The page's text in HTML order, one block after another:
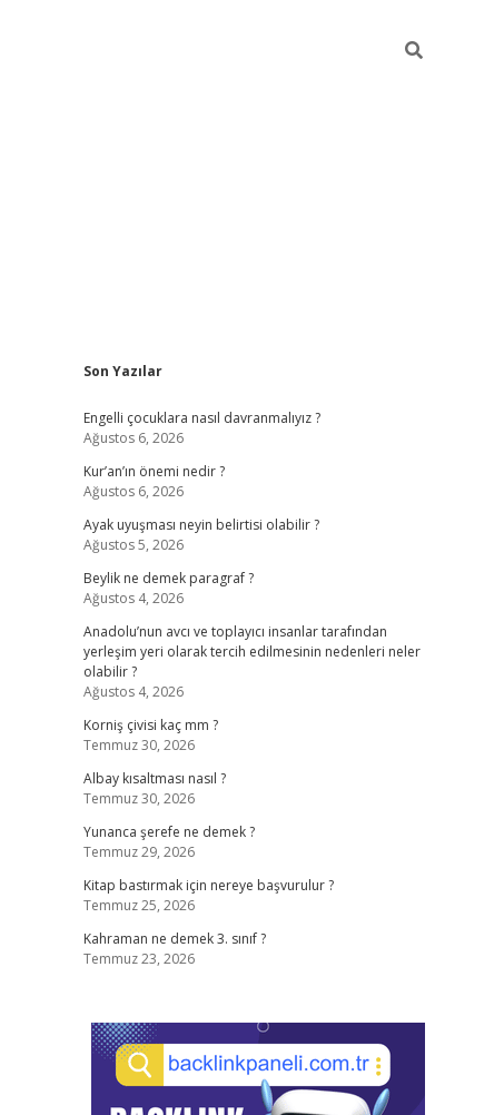
Sidebar
Son Yazılar
Engelli çocuklara nasıl davranmalıyız ?
Ağustos 6, 2026
Kur’an’ın önemi nedir ?
Ağustos 6, 2026
Ayak uyuşması neyin belirtisi olabilir ?
Ağustos 5, 2026
Beylik ne demek paragraf ?
Ağustos 4, 2026
Anadolu’nun avcı ve toplayıcı insanlar tarafından
yerleşim yeri olarak tercih edilmesinin nedenleri neler
olabilir ?
Ağustos 4, 2026
Korniş çivisi kaç mm ?
Temmuz 30, 2026
Albay kısaltması nasıl ?
Temmuz 30, 2026
Yunanca şerefe ne demek ?
Temmuz 29, 2026
Kitap bastırmak için nereye başvurulur ?
Temmuz 25, 2026
Kahraman ne demek 3. sınıf ?
Temmuz 23, 2026